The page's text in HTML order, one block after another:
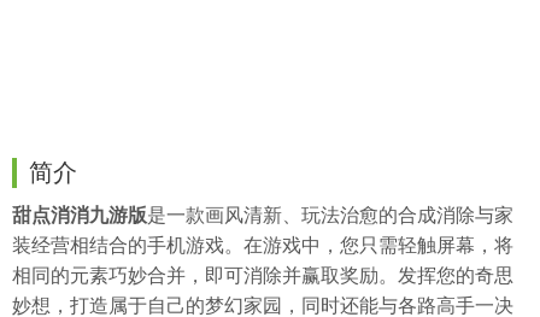
简介
甜点消消九游版是一款画风清新、玩法治愈的合成消除与家
装经营相结合的手机游戏。在游戏中，您只需轻触屏幕，将
相同的元素巧妙合并，即可消除并赢取奖励。发挥您的奇思
妙想，打造属于自己的梦幻家园，同时还能与各路高手一决